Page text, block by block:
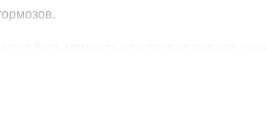
случаях необходимо как можно